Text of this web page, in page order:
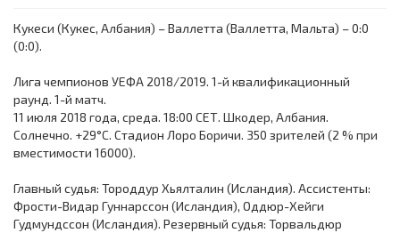
Кукеси (Кукес, Албания) – Валлетта (Валлетта, Мальта) – 0:0
(0:0).
Лига чемпионов УЕФА 2018/2019. 1-й квалификационный
раунд. 1-й матч.
11 июля 2018 года, среда. 18:00 СЕТ. Шкодер, Албания.
Солнечно. +29°C. Стадион Лоро Боричи. 350 зрителей (2 % при
вместимости 16000).
Главный судья: Тороддур Хьялталин (Исландия). Ассистенты:
Фрости-Видар Гуннарссон (Исландия), Оддюр-Хейги
Гудмундссон (Исландия). Резервный судья: Торвальдюр